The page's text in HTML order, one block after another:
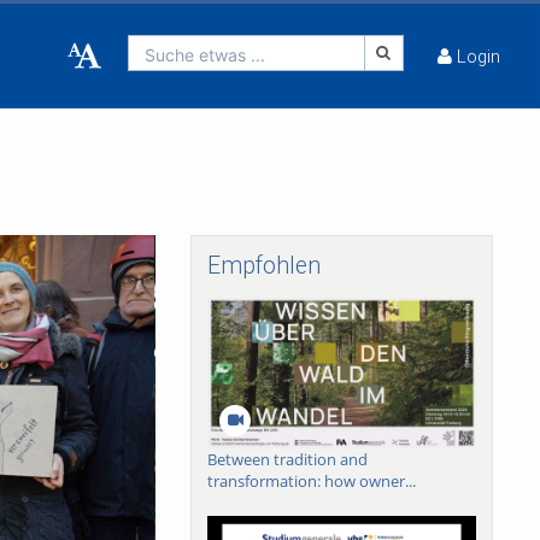
Suche etwas ... Login
Empfohlen
Between tradition and
transformation: how owner...